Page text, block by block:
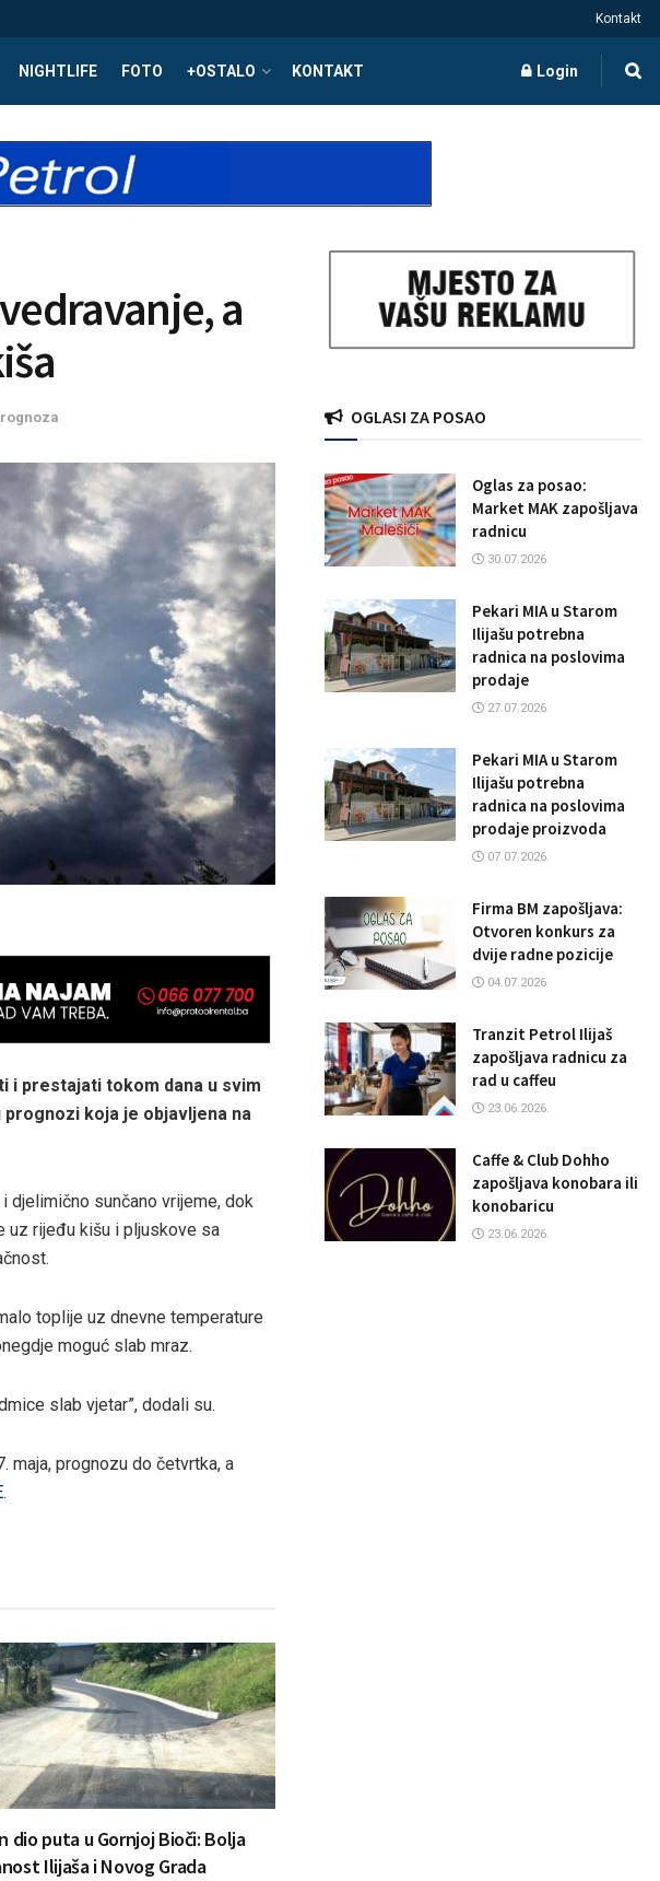
Kontakt
NIGHTLIFE FOTO +OSTALO KONTAKT Login
a
i prestajati tokom dana u svim
koja je objavljena na
djelimično sunčano vrijeme, dok
uz rijeđu kišu i pljuskove sa
toplije uz dnevne temperature
moguć slab mraz.
slab vjetar”, dodali su.
maja, prognozu do četvrtka, a
.
dio puta u Gornjoj Bioči: Bolja
Ilijaša i Novog Grada
OGLASI ZA POSAO
Oglas za posao:
Market MAK zapošljava
radnicu
30.07.2026.
Pekari MIA u Starom
Ilijašu potrebna
radnica na poslovima
prodaje
27.07.2026.
Pekari MIA u Starom
Ilijašu potrebna
radnica na poslovima
prodaje proizvoda
07.07.2026.
Firma BM zapošljava:
Otvoren konkurs za
dvije radne pozicije
04.07.2026.
Tranzit Petrol Ilijaš
zapošljava radnicu za
rad u caffeu
23.06.2026.
Caffe & Club Dohho
zapošljava konobara ili
konobaricu
23.06.2026.